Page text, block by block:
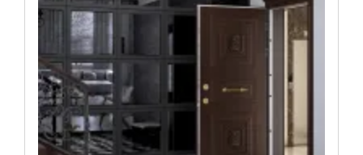
Kale Kilit, dans le but de renforcer sa compétitivité sur le
marché mondial et de maintenir sa gamme de produits dans
le cadre des normes mondiales a franchi une nouvelle
étape décisive en établissant la plus grande usine intégrée
de fabrication de serrures dans la région et en Europe. Kale
Çelik Kapı sous le toit de Kale Endüstri Holding continuera à
fournir "la Sécurité/Sûreté et la Qualité" à ses clients grâce
à son usine située à Cerkezkoy qui utilise les technologies